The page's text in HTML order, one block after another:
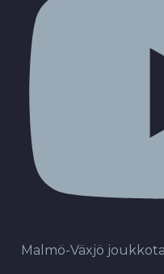
Malmö-Växjö